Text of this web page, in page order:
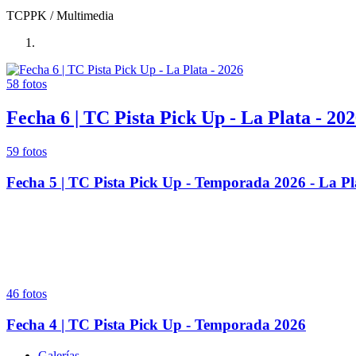
TCPPK / Multimedia
58 fotos
Fecha 6 | TC Pista Pick Up - La Plata -
59 fotos
Fecha 5 | TC Pista Pick Up - Temporada 2026 - La
46 fotos
Fecha 4 | TC Pista Pick Up - Temporada 2026